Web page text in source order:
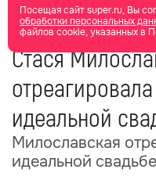
Посещая сайт super.ru, Вы
обработки персональных
файлов cookie, указанных в
главная новости о
12 февраля 17:45
Стася
идеальной
Милославская
идеальной